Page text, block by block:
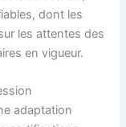
dont les
les attentes des
en vigueur.
adaptation